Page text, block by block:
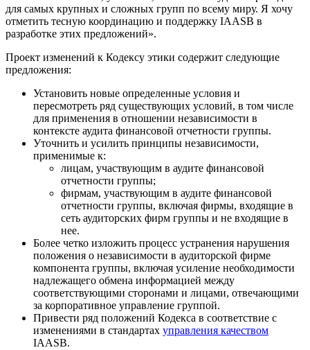
для самых крупных и сложных групп по всему миру. Я хочу
отметить тесную координацию и поддержку IAASB в
разработке этих предложений».
Проект изменений к Кодексу этики содержит следующие
предложения:
Установить новые определенные условия и
пересмотреть ряд существующих условий, в том числе
для применения в отношении независимости в
контексте аудита финансовой отчетности группы.
Уточнить и усилить принципы независимости,
применимые к:
лицам, участвующим в аудите финансовой
отчетности группы;
фирмам, участвующим в аудите финансовой
отчетности группы, включая фирмы, входящие в
сеть аудиторских фирм группы и не входящие в
нее.
Более четко изложить процесс устранения нарушения
положения о независимости в аудиторской фирме
компонента группы, включая усиление необходимости
надлежащего обмена информацией между
соответствующими сторонами и лицами, отвечающими
за корпоративное управление группой.
Привести ряд положений Кодекса в соответствие с
изменениями в стандартах управления качеством
IAASB.